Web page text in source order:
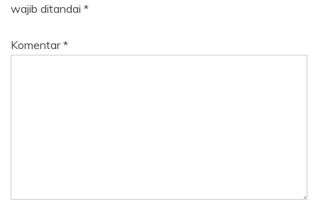
wajib ditandai *
Komentar*